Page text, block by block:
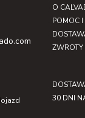
O
POMOC
ZWROTY
30 DNI